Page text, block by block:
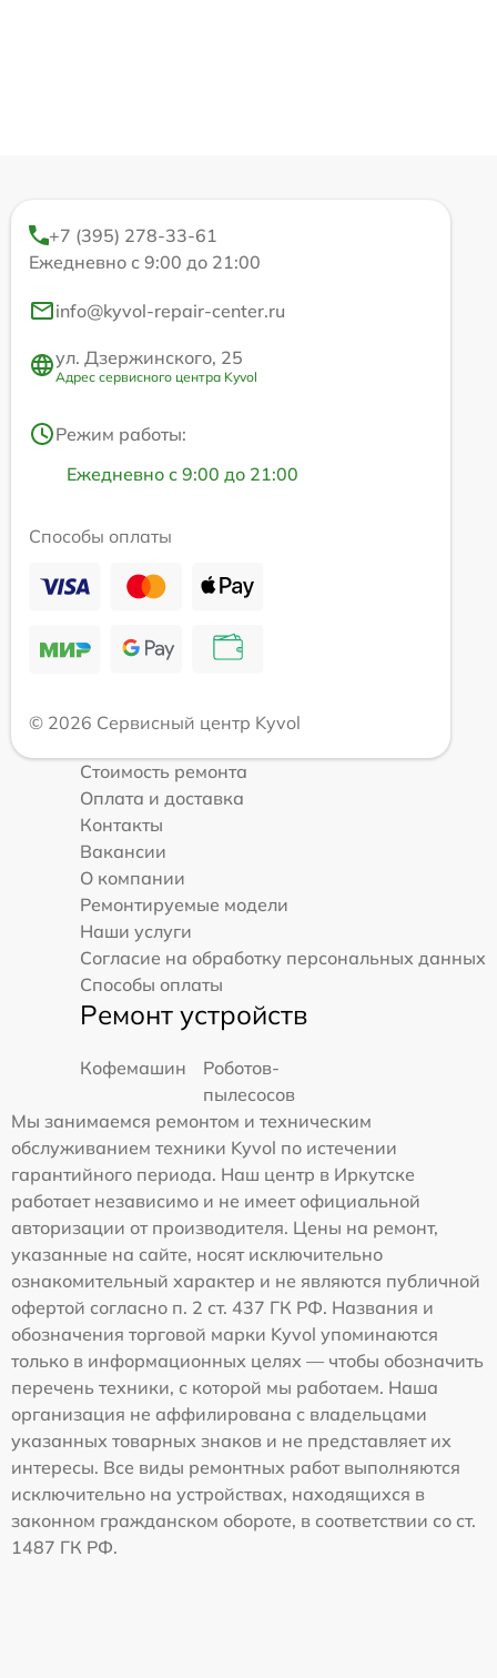
+7 (395) 278-33-61
Ежедневно с 9:00 до 21:00
info@kyvol-repair-center.ru
ул. Дзержинского, 25
Адрес сервисного центра Kyvol
Режим работы:
Ежедневно с 9:00 до 21:00
Способы оплаты
© 2026 Сервисный центр Kyvol
Стоимость ремонта
Оплата и доставка
Контакты
Вакансии
О компании
Ремонтируемые модели
Наши услуги
Согласие на обработку персональных данных
Способы оплаты
Ремонт устройств
Кофемашин
Роботов-
пылесосов
Мы занимаемся ремонтом и техническим
обслуживанием техники Kyvol по истечении
гарантийного периода. Наш центр в Иркутске
работает независимо и не имеет официальной
авторизации от производителя. Цены на ремонт,
указанные на сайте, носят исключительно
ознакомительный характер и не являются публичной
офертой согласно п. 2 ст. 437 ГК РФ. Названия и
обозначения торговой марки Kyvol упоминаются
только в информационных целях — чтобы обозначить
перечень техники, с которой мы работаем. Наша
организация не аффилирована с владельцами
указанных товарных знаков и не представляет их
интересы. Все виды ремонтных работ выполняются
исключительно на устройствах, находящихся в
законном гражданском обороте, в соответствии со ст.
1487 ГК РФ.